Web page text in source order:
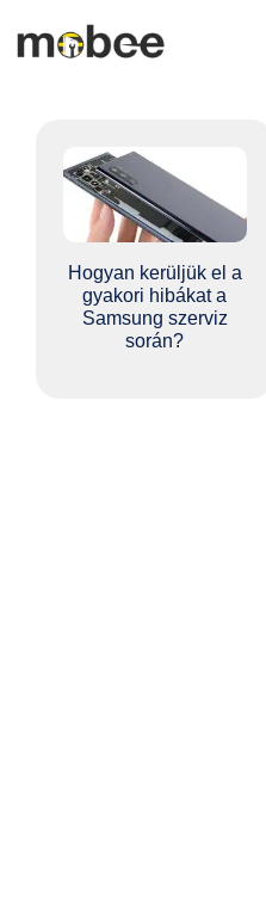
Hogyan kerüljük el a
gyakori hibákat a
Samsung szerviz
során?